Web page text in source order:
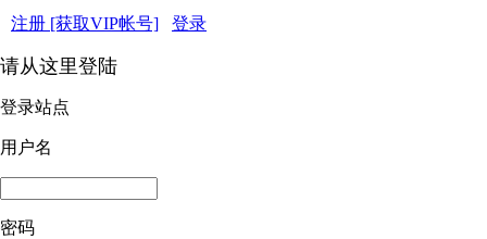
注册 [获取VIP帐号] 登录
请从这里登陆
登录站点
用户名
密码